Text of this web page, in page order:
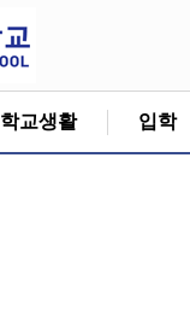
학교생활 입학